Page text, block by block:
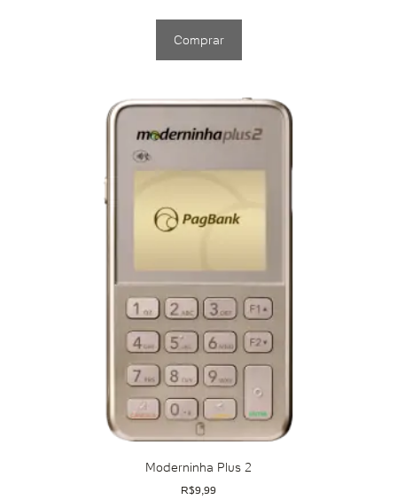
Comprar
Moderninha Plus 2
R$9,99